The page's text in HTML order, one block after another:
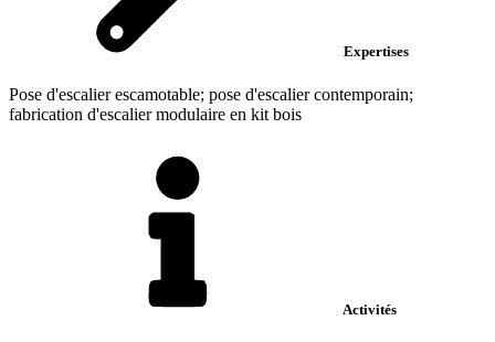
Expertises
Pose d'escalier escamotable; pose d'escalier contemporain;
fabrication d'escalier modulaire en kit bois
Activités